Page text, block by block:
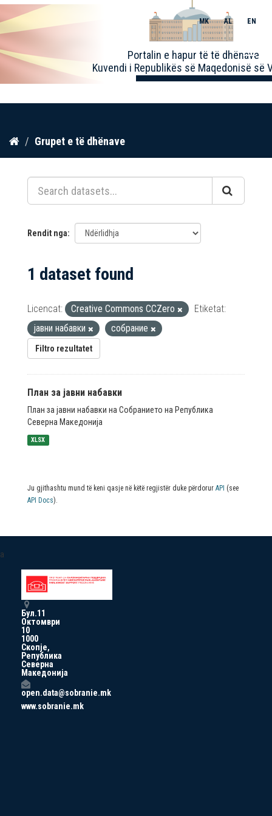
Kalo
përmbajtja
Portalin e hapur të të dhënave
Kuvendi i Republikës së Maqedonisë së
MK AL EN
Toggle
Grupet e të dhënave
Rendit nga
1 dataset found
Licencat: Creative Commons CCZero
Etiketat:
јавни набавки
собрание
Filtro rezultatet
План за јавни набавки
План за јавни набавки на Собранието на Република
Северна Македонија
XLSX
Ju gjithashtu mund të keni qasje në këtë regjistër duke përdorur API (see
API Docs).
a
Бул.11
Октомври
10
1000
Скопје,
Република
Северна
Македонија
open.data@sobranie.mk
www.sobranie.mk